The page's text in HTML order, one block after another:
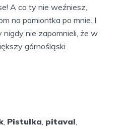
A co ty nie weźniesz,
na pamiontka po mnie. I
nie zapomnieli, że w
górnośląski
, Pistulka, pitaval,